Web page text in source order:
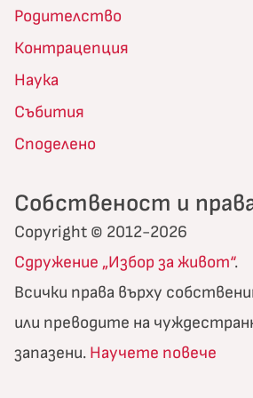
Собственост и
Copyright © 2012-2026
Сдружение „Избор за живот“.
Всички права върху
или преводите на
запазени. Научете повече
Родителство
Контрацепция
Наука
Събития
Споделено